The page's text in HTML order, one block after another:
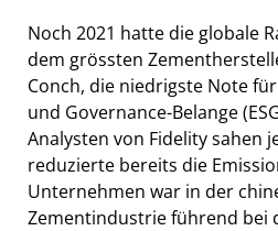
Noch 2021 hatte die globale
dem grössten
Conch, die niedrigste Note
und Governance-Belange
Analysten von Fidelity sahen
reduzierte bereits die
Unternehmen war in der
Zementindustrie führend bei